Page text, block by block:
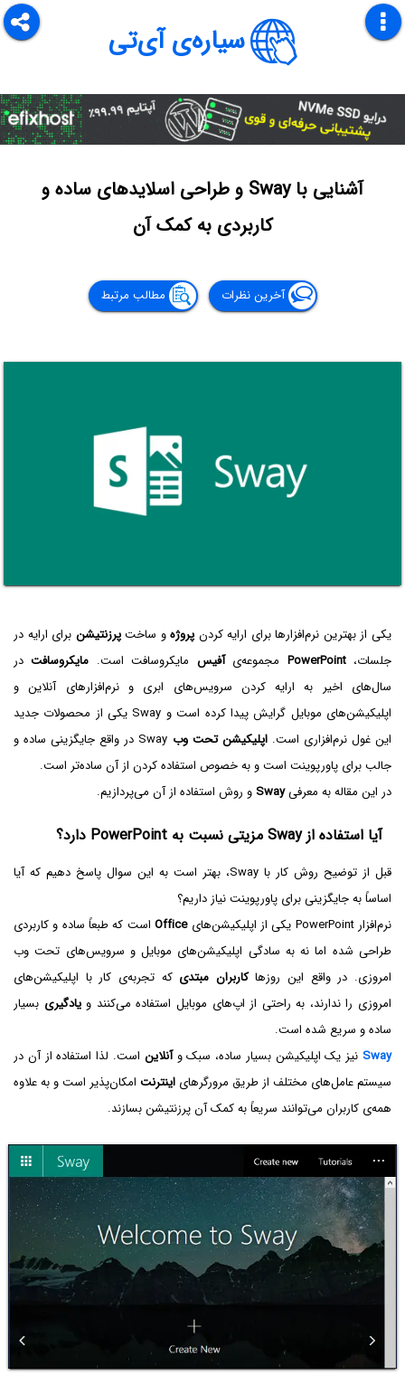
سیاره‌ی آی‌تی
آشنایی با Sway و طراحی اسلایدهای ساده و
کاربردی به کمک آن
آخرین نظرات مطالب مرتبط
یکی از بهترین نرم‌افزارها برای ارایه کردن پروژهو ساختپرزنتیشن برای ارایه در
جلسات،PowerPoint مجموعه‌یآفیس مایکروسافت است. مایکروسافتدر
سال‌های اخیر به ارایه کردن سرویس‌های ابری و نرم‌افزارهای آنلاین و
اپلیکیشن‌های موبایل گرایش پیدا کرده است و Sway یکی از محصولات جدید
این غول نرم‌افزاری است.اپلیکیشن تحت وب
Sway در واقع جایگزینی ساده و
جالب برای پاورپوینت است و به خصوص استفاده کردن از آن ساده‌تر است.
در این مقاله به معرفیSway و روش استفاده از آن می‌پردازیم.
آیا استفاده از Sway مزیتی نسبت به PowerPoint دارد؟
قبل از توضیح روش کار با Sway، بهتر است به این سوال پاسخ دهیم که آیا
اساساً به جایگزینی برای پاورپوینت نیاز داریم؟
نرم‌افزار PowerPoint یکی از اپلیکیشن‌های
Officeاست که طبعاً ساده و کاربردی
طراحی شده اما نه به سادگی اپلیکیشن‌های موبایل و سرویس‌های تحت وب
امروزی. در واقع این روزهاکاربران مبتدی که تجربه‌ی کار با اپلیکیشن‌های
امروزی را ندارند، به راحتی از اپ‌های موبایل استفاده می‌کنند ویادگیری بسیار
ساده و سریع شده است.
Sway نیز یک اپلیکیشن بسیار ساده، سبک وآنلاین است. لذا استفاده از آن در
سیستم عامل‌های مختلف از طریق مرورگرهای اینترنت امکان‌پذیر است و به علاوه
همه‌ی کاربران می‌توانند سریعاً به کمک آن پرزنتیشن بسازند.